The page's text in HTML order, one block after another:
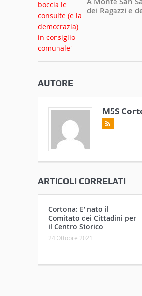
dei Ragazzi e
AUTORE
M5S
ARTICOLI CORRELATI
Cortona: E’ nato il
Comitato dei Cittadini per
il Centro Storico
24 Ottobre 2021